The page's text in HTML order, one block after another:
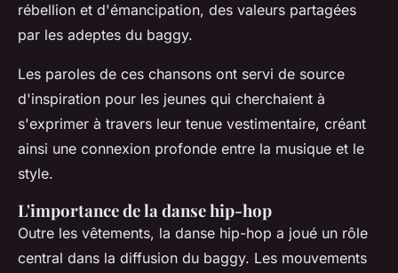
rébellion et d'émancipation, des valeurs partagées
par les adeptes du baggy.
Les paroles de ces chansons ont servi de source
d'inspiration pour les jeunes qui cherchaient à
s'exprimer à travers leur tenue vestimentaire, créant
ainsi une connexion profonde entre la musique et le
style.
L'importance de la danse hip-hop
Outre les vêtements, la danse hip-hop a joué un rôle
central dans la diffusion du baggy. Les mouvements